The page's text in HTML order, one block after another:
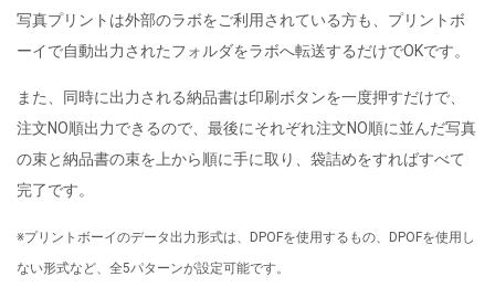
写真プリントは外部のラボをご利用されている方も、プリントボ
ーイで自動出力されたフォルダをラボへ転送するだけでOKです。
また、同時に出力される納品書は印刷ボタンを一度押すだけで、
注文NO順出力できるので、最後にそれぞれ注文NO順に並んだ写真
の束と納品書の束を上から順に手に取り、袋詰めをすればすべて
完了です。
※プリントボーイのデータ出力形式は、DPOFを使用するもの、DPOFを使用し
ない形式など、全5パターンが設定可能です。